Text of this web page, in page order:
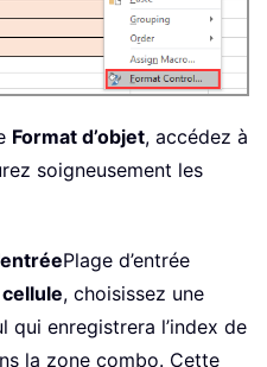
Format d’objet, accédez à
soigneusement les
Plage d’entrée
, choisissez une
qui enregistrera l’index de
la zone combo. Cette